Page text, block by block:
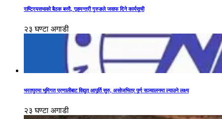
राष्ट्रियसभाको बैठक बस्दै, गृहमन्त्री गुरुङले जवाफ दिने कार्यसूची
२३ घण्टा अगाडी
भरतपुरमा भूमिगत प्रणालीबाट विद्युत् आपूर्ति सुरु, असोजभित्र पूर्ण सञ्चालनमा ल्याउने लक्ष्य
२३ घण्टा अगाडी